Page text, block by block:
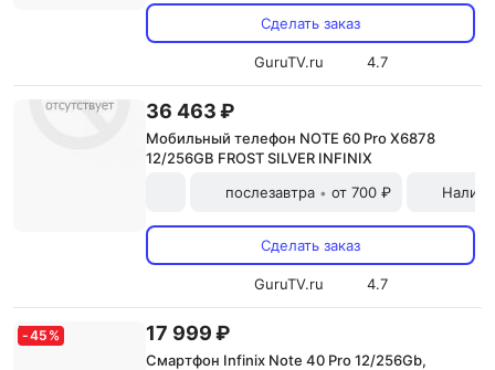
Сделать заказ
GuruTV.ru 4.7
36 463 ₽
Мобильный телефон NOTE 60 Pro X6878
12/256GB FROST SILVER INFINIX
послезавтра • от 700 ₽
Сделать заказ
GuruTV.ru 4.7
-45 % 17 999 ₽
Смартфон Infinix Note 40 Pro 12/256Gb,